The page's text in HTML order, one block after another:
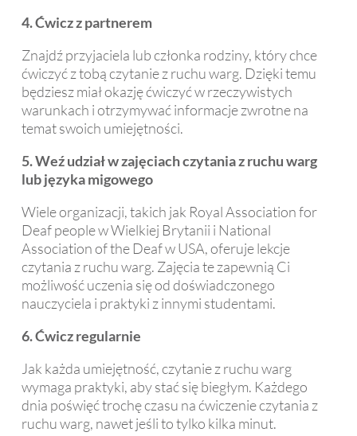
4. Ćwicz z partnerem
Znajdź przyjaciela lub członka rodziny, który chce
ćwiczyć z tobą czytanie z ruchu warg. Dzięki temu
będziesz miał okazję ćwiczyć w rzeczywistych
warunkach i otrzymywać informacje zwrotne na
temat swoich umiejętności.
5. Weź udział w zajęciach czytania z ruchu warg
lub języka migowego
Wiele organizacji, takich jak Royal Association for
Deaf people w Wielkiej Brytanii i National
Association of the Deaf w USA, oferuje lekcje
czytania z ruchu warg. Zajęcia te zapewnią Ci
możliwość uczenia się od doświadczonego
nauczyciela i praktyki z innymi studentami.
6. Ćwicz regularnie
Jak każda umiejętność, czytanie z ruchu warg
wymaga praktyki, aby stać się biegłym. Każdego
dnia poświęć trochę czasu na ćwiczenie czytania z
ruchu warg, nawet jeśli to tylko kilka minut.